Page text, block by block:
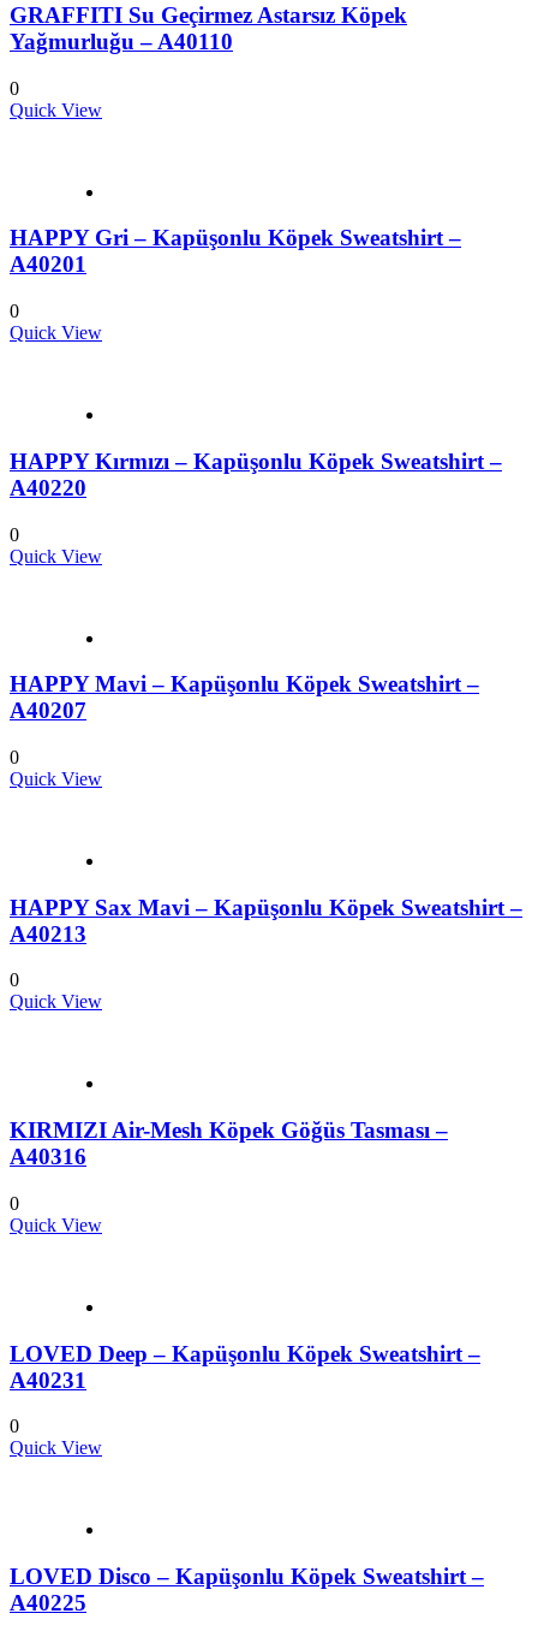
GRAFFITI Su Geçirmez Astarsız Köpek
Yağmurluğu – A40110
0
Quick View
HAPPY Gri – Kapüşonlu Köpek Sweatshirt –
A40201
0
Quick View
HAPPY Kırmızı – Kapüşonlu Köpek Sweatshirt –
A40220
0
Quick View
HAPPY Mavi – Kapüşonlu Köpek Sweatshirt –
A40207
0
Quick View
HAPPY Sax Mavi – Kapüşonlu Köpek Sweatshirt –
A40213
0
Quick View
KIRMIZI Air-Mesh Köpek Göğüs Tasması –
A40316
0
Quick View
LOVED Deep – Kapüşonlu Köpek Sweatshirt –
A40231
0
Quick View
LOVED Disco – Kapüşonlu Köpek Sweatshirt –
A40225